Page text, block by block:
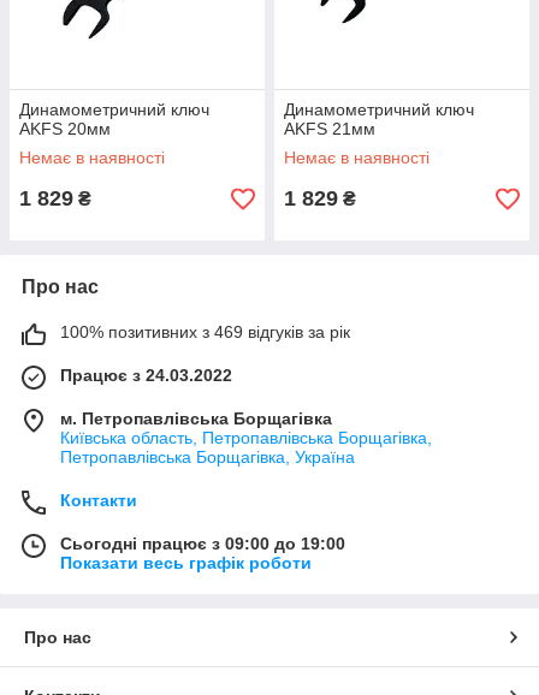
Динамометричний ключ
AKFS 20мм
Немає в наявності
1 829 ₴
Динамометричний ключ
AKFS 21мм
Немає в наявності
1 829 ₴
Про нас
100% позитивних з 469 відгуків за рік
Працює з 24.03.2022
м. Петропавлівська Борщагівка
Київська область, Петропавлівська Борщагівка,
Петропавлівська Борщагівка, Україна
Контакти
Сьогодні працює з 09:00 до 19:00
Показати весь графік роботи
Про нас